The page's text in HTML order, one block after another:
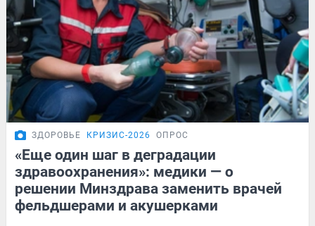
ЗДОРОВЬЕ КРИЗИС-2026 ОПРОС
«Eще один шаг в деградации
здравоохранения»: медики — о
решении Минздрава заменить врачей
фельдшерами и акушерками